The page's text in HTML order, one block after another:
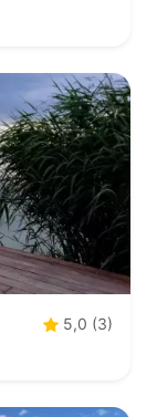
5,0 (3)